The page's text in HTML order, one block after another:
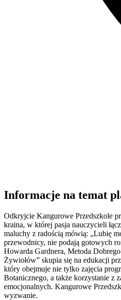
Informacje na temat
Odkryjcie Kangurowe Przedszkole
kraina, w której pasja nauczycieli
maluchy z radością mówią: „Lubię
przewodnicy, nie podają gotowych
Howarda Gardnera, Metoda
Żywiołów” skupia się na edukacji
który obejmuje nie tylko zajęcia
Botanicznego, a także korzystanie z
emocjonalnych. Kangurowe
wyzwanie.